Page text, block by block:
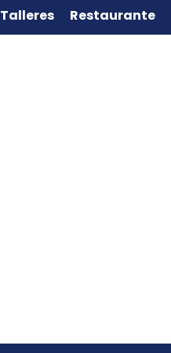
Talleres Restaurante